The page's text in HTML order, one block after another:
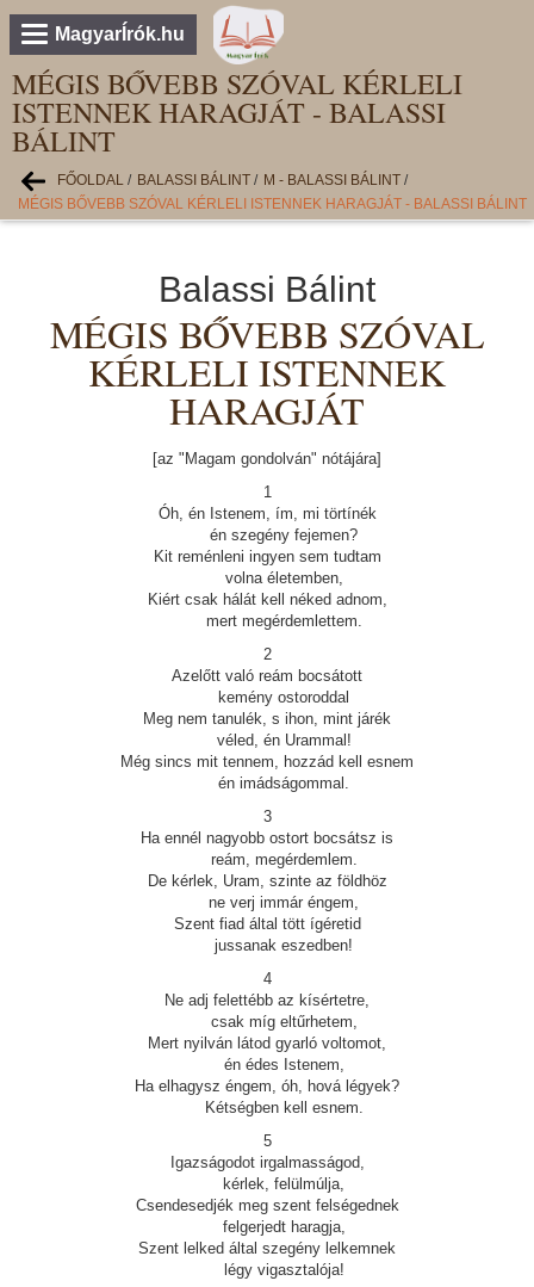
MagyarÍrók.hu
MÉGIS BŐVEBB SZÓVAL KÉRLELI
ISTENNEK HARAGJÁT - BALASSI
BÁLINT
FŐOLDAL / BALASSI BÁLINT / M - BALASSI BÁLINT /
MÉGIS BŐVEBB SZÓVAL KÉRLELI ISTENNEK HARAGJÁT - BALASSI BÁLINT
Balassi Bálint
MÉGIS BŐVEBB SZÓVAL
KÉRLELI ISTENNEK
HARAGJÁT
[az "Magam gondolván" nótájára]
1
Óh, én Istenem, ím, mi törtínék
én szegény fejemen?
Kit reménleni ingyen sem tudtam
volna életemben,
Kiért csak hálát kell néked adnom,
mert megérdemlettem.
2
Azelőtt való reám bocsátott
kemény ostoroddal
Meg nem tanulék, s ihon, mint járék
véled, én Urammal!
Még sincs mit tennem, hozzád kell esnem
én imádságommal.
3
Ha ennél nagyobb ostort bocsátsz is
reám, megérdemlem.
De kérlek, Uram, szinte az földhöz
ne verj immár éngem,
Szent fiad által tött ígéretid
jussanak eszedben!
4
Ne adj felettébb az kísértetre,
csak míg eltűrhetem,
Mert nyilván látod gyarló voltomot,
én édes Istenem,
Ha elhagysz éngem, óh, hová légyek?
Kétségben kell esnem.
5
Igazságodot irgalmasságod,
kérlek, felülmúlja,
Csendesedjék meg szent felségednek
felgerjedt haragja,
Szent lelked által szegény lelkemnek
légy vigasztalója!